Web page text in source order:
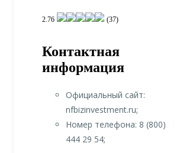
2.76 (37)
Контактная
информация
Официальный сайт:
nfbizinvestment.ru;
Номер телефона: 8 (800)
444 29 54;